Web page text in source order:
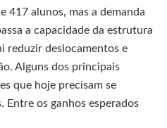
417 alunos, mas a demanda
a capacidade da estrutura
reduzir deslocamentos e
Alguns dos principais
que hoje precisam se
Entre os ganhos esperados